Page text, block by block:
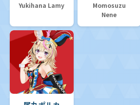
Yukihana Lamy
Momosuzu
Nene